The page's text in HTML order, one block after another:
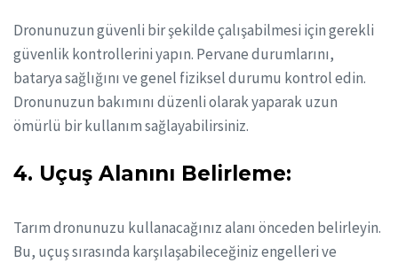
Dronunuzun güvenli bir şekilde çalışabilmesi için gerekli
güvenlik kontrollerini yapın. Pervane durumlarını,
batarya sağlığını ve genel fiziksel durumu kontrol edin.
Dronunuzun bakımını düzenli olarak yaparak uzun
ömürlü bir kullanım sağlayabilirsiniz.
4. Uçuş Alanını Belirleme:
Tarım dronunuzu kullanacağınız alanı önceden belirleyin.
Bu, uçuş sırasında karşılaşabileceğiniz engelleri ve